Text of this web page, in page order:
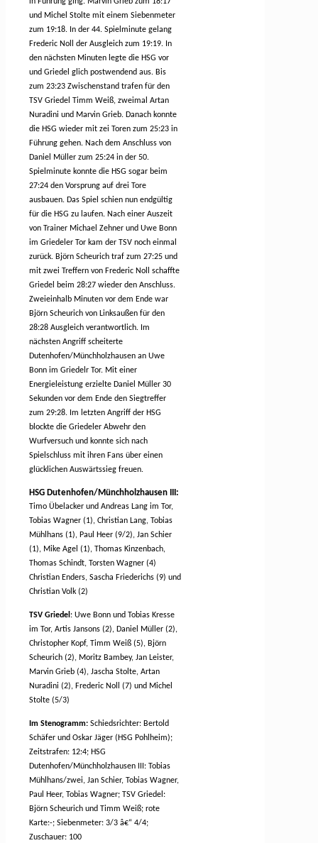
und Michel Stolte mit einem Siebenmeter
zum 19:18. In der 44. Spielminute gelang
Frederic Noll der Ausgleich zum 19:19. In
den nächsten Minuten legte die HSG vor
und Griedel glich postwendend aus. Bis
zum 23:23 Zwischenstand trafen für den
TSV Griedel Timm Weiß, zweimal Artan
Nuradini und Marvin Grieb. Danach konnte
die HSG wieder mit zei Toren zum 25:23 in
Führung gehen. Nach dem Anschluss von
Daniel Müller zum 25:24 in der 50.
Spielminute konnte die HSG sogar beim
27:24 den Vorsprung auf drei Tore
ausbauen. Das Spiel schien nun endgültig
für die HSG zu laufen. Nach einer Auszeit
von Trainer Michael Zehner und Uwe Bonn
im Griedeler Tor kam der TSV noch einmal
zurück. Björn Scheurich traf zum 27:25 und
mit zwei Treffern von Frederic Noll schaffte
Griedel beim 28:27 wieder den Anschluss.
Zweieinhalb Minuten vor dem Ende war
Björn Scheurich von Linksaußen für den
28:28 Ausgleich verantwortlich. Im
nächsten Angriff scheiterte
Dutenhofen/Münchholzhausen an Uwe
Bonn im Griedelr Tor. Mit einer
Energieleistung erzielte Daniel Müller 30
Sekunden vor dem Ende den Siegtreffer
zum 29:28. Im letzten Angriff der HSG
blockte die Griedeler Abwehr den
Wurfversuch und konnte sich nach
Spielschluss mit ihren Fans über einen
glücklichen Auswärtssieg freuen.
HSG Dutenhofen/Münchholzhausen III:
Timo Übelacker und Andreas Lang im Tor,
Tobias Wagner (1), Christian Lang, Tobias
Mühlhans (1), Paul Heer (9/2), Jan Schier
(1), Mike Agel (1), Thomas Kinzenbach,
Thomas Schindt, Torsten Wagner (4)
Christian Enders, Sascha Friederichs (9) und
Christian Volk (2)
TSV Griedel : Uwe Bonn und Tobias Kresse
im Tor, Artis Jansons (2), Daniel Müller (2),
Christopher Kopf, Timm Weiß (5), Björn
Scheurich (2), Moritz Bambey, Jan Leister,
Marvin Grieb (4), Jascha Stolte, Artan
Nuradini (2), Frederic Noll (7) und Michel
Stolte (5/3)
Im Stenogramm: Schiedsrichter: Bertold
Schäfer und Oskar Jäger (HSG Pohlheim);
Zeitstrafen: 12:4; HSG
Dutenhofen/Münchholzhausen III: Tobias
Mühlhans/zwei, Jan Schier, Tobias Wagner,
Paul Heer, Tobias Wagner; TSV Griedel:
Björn Scheurich und Timm Weiß; rote
Karte:-; Siebenmeter: 3/3 â€“ 4/4;
Zuschauer: 100